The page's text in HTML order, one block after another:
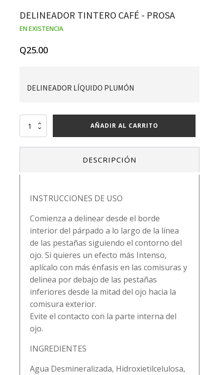
DELINEADOR TINTERO CAFÉ - PROSA
EN EXISTENCIA
Q25.00
DELINEADOR LÍQUIDO PLUMÓN
DELINEADOR
AÑADIR AL CARRITO
DESCRIPCIÓN
INSTRUCCIONES DE USO
Comienza a delinear desde el borde
interior del párpado a lo largo de la línea
de las pestañas siguiendo el contorno del
ojo. Si quieres un efecto más Intenso,
aplícalo con más énfasis en las comisuras y
delinea por debajo de las pestañas
inferiores desde la mitad del ojo hacia la
comisura exterior.
Evite el contacto con la parte interna del
ojo.
INGREDIENTES
Agua Desmineralizada, Hidroxietilcelulosa,